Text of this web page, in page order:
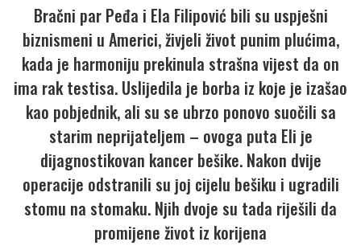
Bračni par Peđa i Ela Filipović bili su uspješni
biznismeni u Americi, živjeli život punim plućima,
kada je harmoniju prekinula strašna vijest da on
ima rak testisa. Uslijedila je borba iz koje je izašao
kao pobjednik, ali su se ubrzo ponovo suočili sa
starim neprijateljem – ovoga puta Eli je
dijagnostikovan kancer bešike. Nakon dvije
operacije odstranili su joj cijelu bešiku i ugradili
stomu na stomaku. Njih dvoje su tada riješili da
promijene život iz korijena